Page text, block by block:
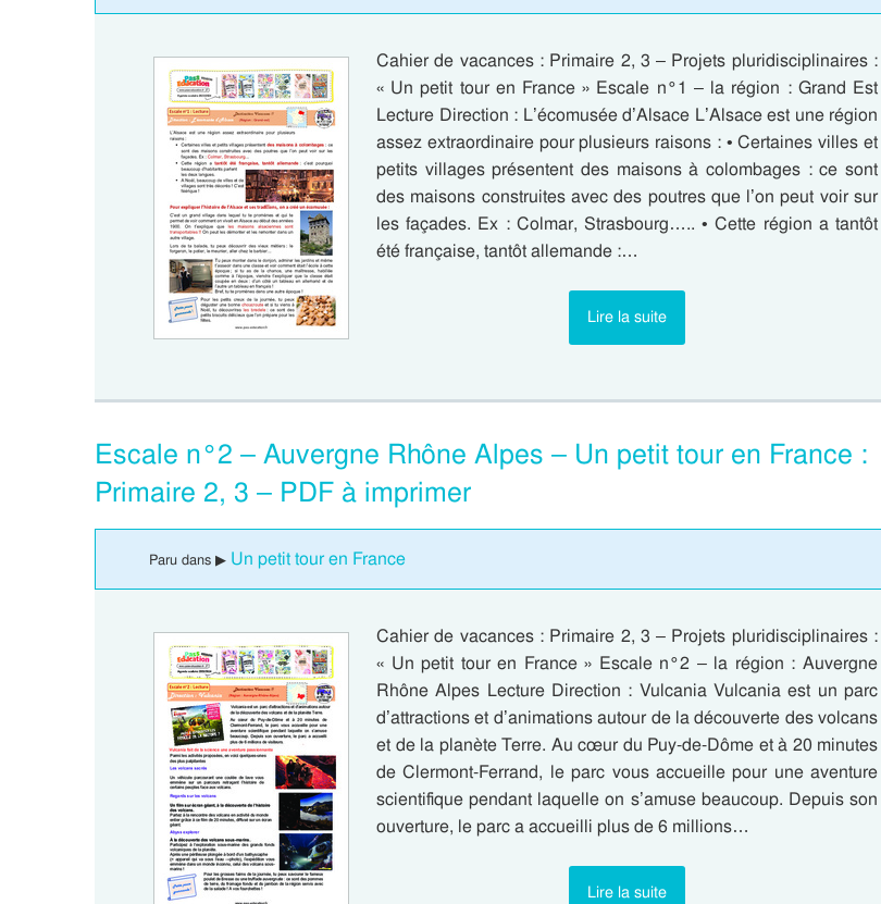
Cahier de vacances : Primaire 2, 3 – Projets pluridisciplinaires :
« Un petit tour en France » Escale n°1 – la région : Grand Est
Lecture Direction : L’écomusée d’Alsace L’Alsace est une région
assez extraordinaire pour plusieurs raisons : • Certaines villes et
petits villages présentent des maisons à colombages : ce sont
des maisons construites avec des poutres que l’on peut voir sur
les façades. Ex : Colmar, Strasbourg….. • Cette région a tantôt
été française, tantôt allemande :…
Lire la suite
Escale n°2 – Auvergne Rhône Alpes – Un petit tour en France :
Primaire 2, 3 – PDF à imprimer
Paru dans ▶ Un petit tour en France
Cahier de vacances : Primaire 2, 3 – Projets pluridisciplinaires :
« Un petit tour en France » Escale n°2 – la région : Auvergne
Rhône Alpes Lecture Direction : Vulcania Vulcania est un parc
d’attractions et d’animations autour de la découverte des volcans
et de la planète Terre. Au cœur du Puy-de-Dôme et à 20 minutes
de Clermont-Ferrand, le parc vous accueille pour une aventure
scientifique pendant laquelle on s’amuse beaucoup. Depuis son
ouverture, le parc a accueilli plus de 6 millions…
Lire la suite